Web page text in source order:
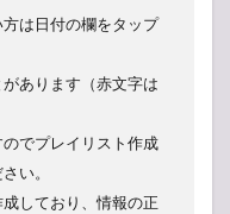
は日付の欄をタップ
あります（赤文字は
でプレイリスト作成
い。
しており、情報の正